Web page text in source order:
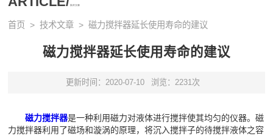
技术文章
首页 >技术文章 > 磁力搅拌器延长使用寿命的建议
磁力搅拌器延长使用寿命的建议
更新时间：2020-07-10 浏览：2231次
磁力搅拌器是一种利用磁力对液体进行搅拌使其均匀的仪器。磁
力搅拌器利用了磁场和漩涡的原理，将沉入搅拌子的待搅拌液体之容